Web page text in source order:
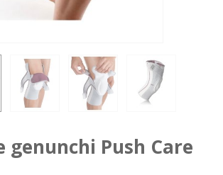
genunchi Push Care